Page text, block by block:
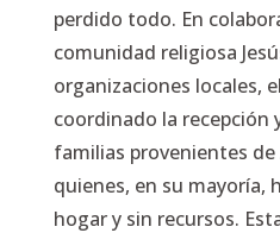
perdido todo. En
comunidad religiosa
organizaciones locales,
coordinado la recepción
familias provenientes
quienes, en su mayoría,
hogar y sin recursos.